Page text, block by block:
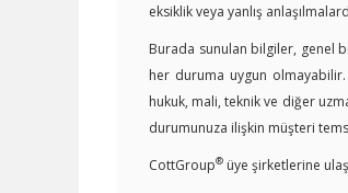
eksiklik veya yanlış
Burada sunulan bilgiler, genel
her duruma uygun
hukuk, mali, teknik ve diğer
durumunuza ilişkin müşteri
CottGroup® üye şirketlerine